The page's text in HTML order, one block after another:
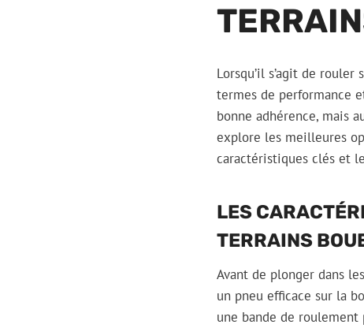
Lorsqu’il s’agit de rouler
termes de performance
bonne adhérence, mais
explore les meilleures
caractéristiques clés et
LES
TERRAINS
Avant de plonger dans
un pneu efficace sur la
une bande de